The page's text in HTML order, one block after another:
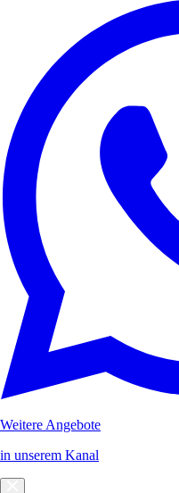
Weitere Angebote
in unserem Kanal